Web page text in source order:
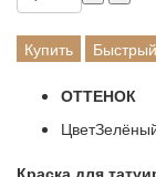
Купить
ОТТЕНОК
Цвет
Краска для